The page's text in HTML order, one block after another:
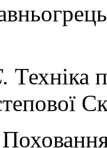
Техніка